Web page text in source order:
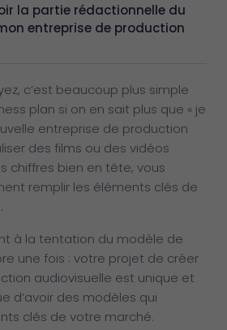
la partie rédactionnelle du
entreprise de production
c’est beaucoup plus simple
plan si on en sait plus que « je
entreprise de production
des films ou des vidéos
chiffres bien en tête, vous
remplir les éléments clés de
à la tentation du modèle de
une fois : votre projet de créer
audiovisuelle est unique et
d’avoir des modèles qui
clés de votre marché.